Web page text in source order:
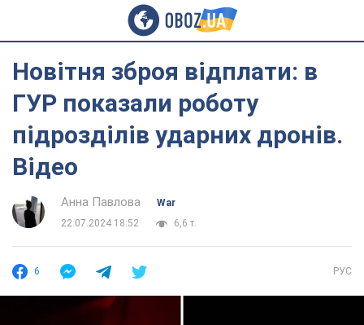
Новітня зброя відплати: в
ГУР показали роботу
підрозділів ударних дронів.
Відео
Анна Павлова
War
22.07.2024 18:52
6,6 т.
6 РУС